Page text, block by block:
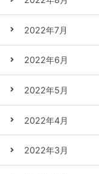
2022年7月
2022年6月
2022年5月
2022年4月
2022年3月